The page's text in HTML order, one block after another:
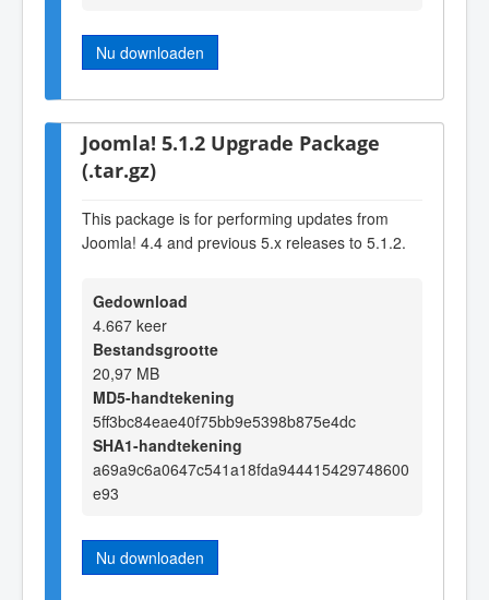
Nu downloaden
Joomla! 5.1.2 Upgrade Package
(.tar.gz)
This package is for performing updates from
Joomla! 4.4 and previous 5.x releases to 5.1.2.
Gedownload
4.667 keer
Bestandsgrootte
20,97 MB
MD5-handtekening
5ff3bc84eae40f75bb9e5398b875e4dc
SHA1-handtekening
a69a9c6a0647c541a18fda944415429748600
e93
Nu downloaden